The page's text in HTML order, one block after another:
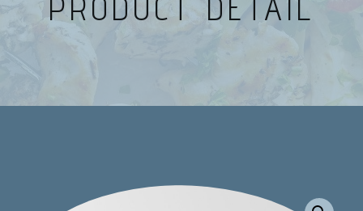
PRODUCT DETAIL